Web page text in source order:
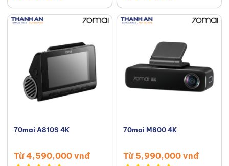
70mai A810S 4K
Từ 4,590,000 vnđ
70mai M800 4K
Từ 5,990,000 vnđ